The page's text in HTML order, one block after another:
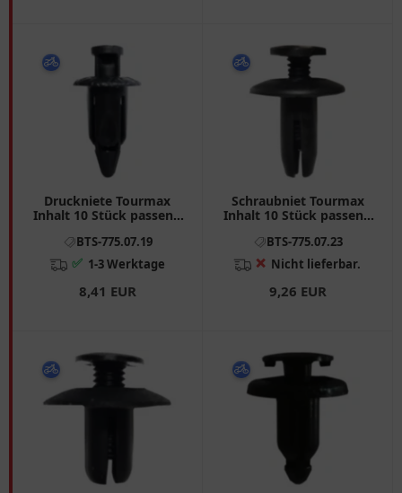
Druckniete Tourmax
Inhalt 10 Stück passend
BTS-775.07.19
✅ 1-3 Werktage
8,41 EUR
Schraubniet Tourmax
Inhalt 10 Stück passend
BTS-775.07.23
❌ Nicht lieferbar.
9,26 EUR